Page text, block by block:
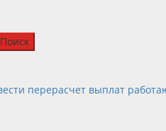
перерасчет выплат